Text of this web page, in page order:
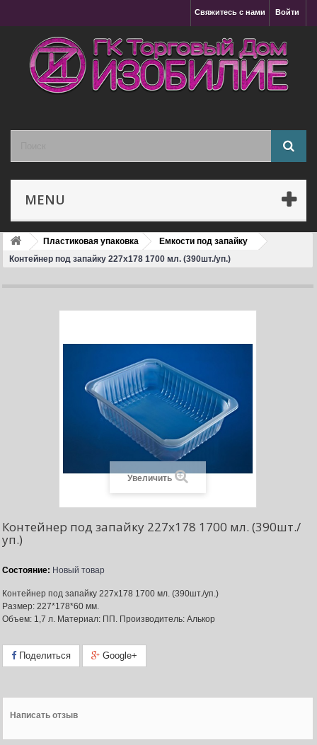
Войти
Свяжитесь с нами
MENU
Пластиковая упаковка
Емкости под запайку
Контейнер под запайку 227x178 1700 мл. (390шт./уп.)
Увеличить
Контейнер под запайку 227x178 1700 мл. (390шт./
уп.)
Состояние: Новый товар
Контейнер под запайку 227x178 1700 мл. (390шт./уп.)
Размер: 227*178*60 мм.
Объем: 1,7 л. Материал: ПП. Производитель: Алькор
Поделиться Google+
Написать отзыв